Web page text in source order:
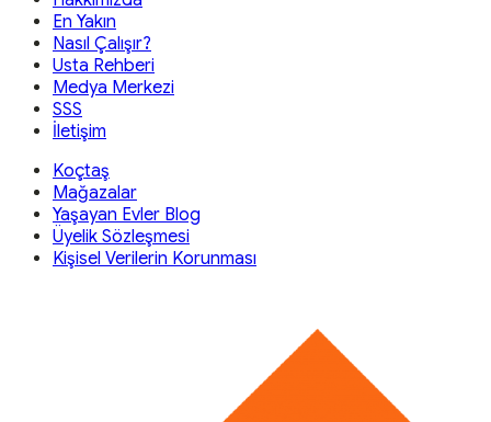
En Yakın
Nasıl Çalışır?
Usta Rehberi
Medya Merkezi
SSS
İletişim
Koçtaş
Mağazalar
Yaşayan Evler Blog
Üyelik Sözleşmesi
Kişisel Verilerin Korunması